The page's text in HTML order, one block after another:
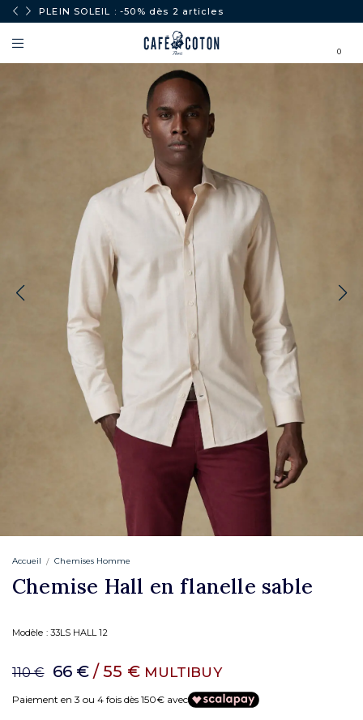
PLEIN SOLEIL : -50% dès 2 articles
0
Accueil Chemises Homme
Chemise Hall en flanelle sable
Modèle : 33LS HALL 12
110 € 66 € / 55 € MULTIBUY
Paiement en 3 ou 4 fois dès 150€ avec